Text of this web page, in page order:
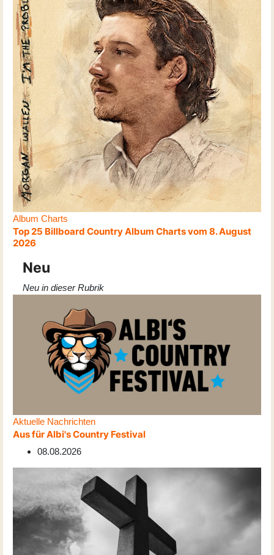
Album Charts
Top 25 Billboard Country Album Charts vom 8. August
2026
Neu
Neu in dieser Rubrik
Aktuelle Nachrichten
Aus für Albi's Country Festival
08.08.2026